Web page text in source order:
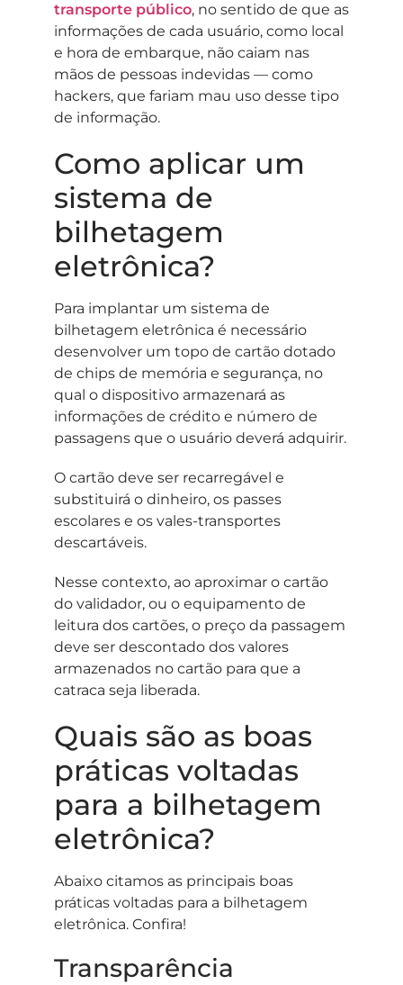
transporte público, no sentido de que as
informações de cada usuário, como local
e hora de embarque, não caiam nas
mãos de pessoas indevidas — como
hackers, que fariam mau uso desse tipo
de informação.
Como aplicar um
sistema de
bilhetagem
eletrônica?
Para implantar um sistema de
bilhetagem eletrônica é necessário
desenvolver um topo de cartão dotado
de chips de memória e segurança, no
qual o dispositivo armazenará as
informações de crédito e número de
passagens que o usuário deverá adquirir.
O cartão deve ser recarregável e
substituirá o dinheiro, os passes
escolares e os vales-transportes
descartáveis.
Nesse contexto, ao aproximar o cartão
do validador, ou o equipamento de
leitura dos cartões, o preço da passagem
deve ser descontado dos valores
armazenados no cartão para que a
catraca seja liberada.
Quais são as boas
práticas voltadas
para a bilhetagem
eletrônica?
Abaixo citamos as principais boas
práticas voltadas para a bilhetagem
eletrônica. Confira!
Transparência